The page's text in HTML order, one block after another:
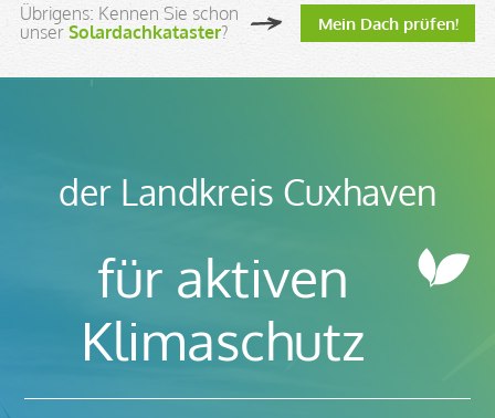
Übrigens: Kennen Sie schon
unserSolardachkataster? Mein Dach prüfen!
der Landkreis Cuxhaven
für aktiven
Klimaschutz